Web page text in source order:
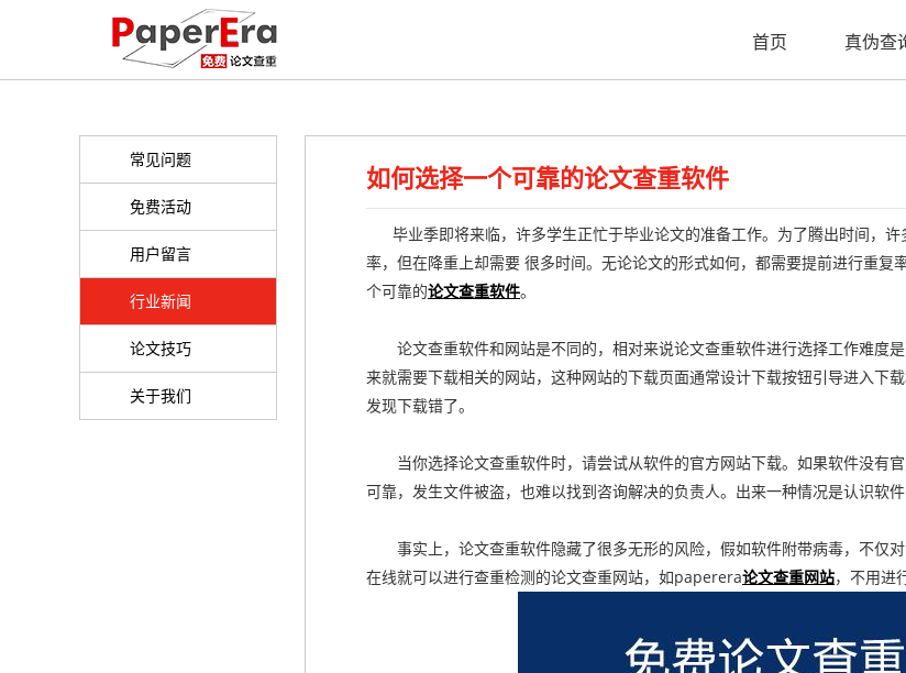
首页 真伪查
常见问题
免费活动
用户留言
行业新闻
论文技巧
关于我们
如何选择一个可靠的论文查重软件
毕业季即将来临，许多学生正忙于毕业论文的准备工作。为了腾出时间，
率，但在降重上却需要 很多时间。无论论文的形式如何，都需要提前进行重
个可靠的论文查重软件。
论文查重软件和网站是不同的，相对来说论文查重软件进行选择工作难度
来就需要下载相关的网站，这种网站的下载页面通常设计下载按钮引导进入下
发现下载错了。
当你选择论文查重软件时，请尝试从软件的官方网站下载。如果软件没有
可靠，发生文件被盗，也难以找到咨询解决的负责人。出来一种情况是认识软
事实上，论文查重软件隐藏了很多无形的风险，假如软件附带病毒，不仅
在线就可以进行查重检测的论文查重网站，如paperera论文查重网站，不用进